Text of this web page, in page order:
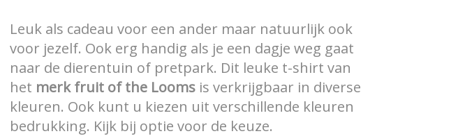
Leuk als cadeau voor een ander maar natuurlijk ook
voor jezelf. Ook erg handig als je een dagje weg gaat
naar de dierentuin of pretpark. Dit leuke t-shirt van
het merk fruit of the Looms is verkrijgbaar in diverse
kleuren. Ook kunt u kiezen uit verschillende kleuren
bedrukking. Kijk bij optie voor de keuze.